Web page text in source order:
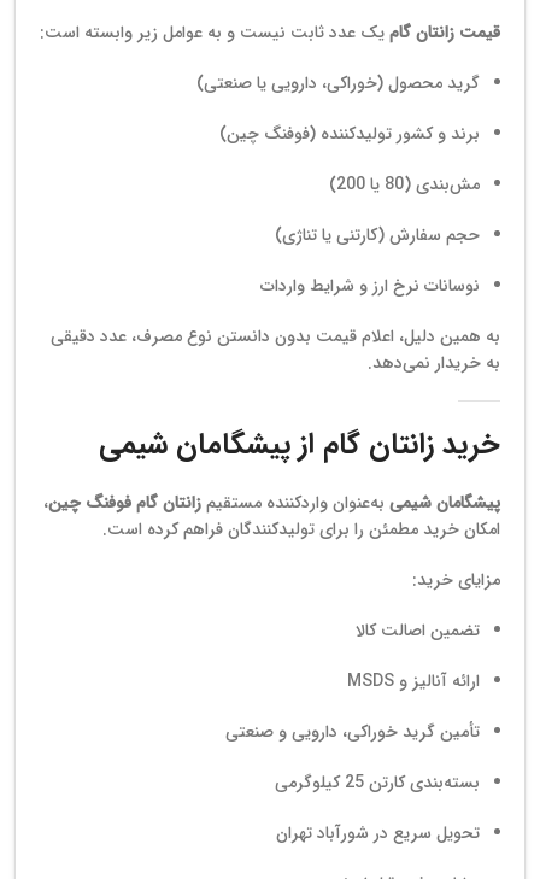
قیمت زانتان گامیک عدد ثابت نیست و به عوامل زیر وابسته است:
گرید محصول (خوراکی، دارویی یا صنعتی)
برند و کشور تولیدکننده (فوفنگ چین)
مش‌بندی (80 یا 200)
حجم سفارش (کارتنی یا تناژی)
نوسانات نرخ ارز و شرایط واردات
به همین دلیل، اعلام قیمت بدون دانستن نوع مصرف، عدد دقیقی
به خریدار نمی‌دهد.
خرید زانتان گام از پیشگامان شیمی
پیشگامان شیمی به‌عنوان واردکننده مستقیمزانتان گام فوفنگ چین،
امکان خرید مطمئن را برای تولیدکنندگان فراهم کرده است.
مزایای خرید:
تضمین اصالت کالا
ارائه آنالیز و MSDS
تأمین گرید خوراکی، دارویی و صنعتی
بسته‌بندی کارتن 25 کیلوگرمی
تحویل سریع در شورآباد تهران